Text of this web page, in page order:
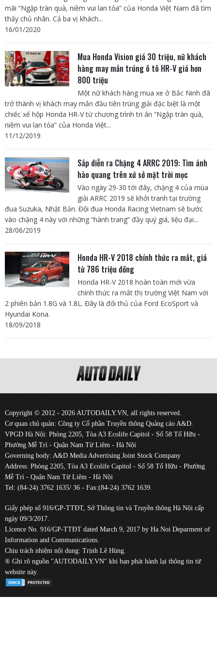
mãi “Ngập tràn quà, niềm vui lan tỏa” của Honda Việt Nam đã tìm
thấy chủ nhân. Cả ba vị khách...
16/01/2020
Mua Honda Vision giá 30 triệu, nữ khách
hàng may mắn trúng ô tô HR-V giá hơn
800 triệu
Một nữ khách hàng mua xe ở Bắc Ninh đã
trở thành vị khách may mắn đầu tiên trúng giải đặc biệt là một
chiếc xế hộp Honda HR-V từ chương trình tri ân “Ngập tràn quà,
niềm vui lan tỏa” của Honda Việt...
11/12/2019
Sắp diễn ra Chặng 4 ARRC 2019: Tìm ánh
hào quang trên xứ sở mặt trời mọc
Vào ngày 29-30 tới đây, chặng 4 của mùa
giải ARRC 2019 sẽ khởi tranh tại trường
đua Suzuka, Nhật Bản. Đội đua Honda Racing Vietnam sẽ bước
vào chặng 4 này với những “hành trang” đầy quý giá, liệu đại...
28/06/2019
Honda HR-V 2018 chính thức ra mắt, giá
từ 786 triệu đồng
Honda HR-V 2018 hoàn toàn mới vừa
chính thức ra mắt thị trường Việt Nam với
2 phiên bản 1.8G và 1.8L. Đây là đối thủ của Ford EcoSport và
Hyundai Kona.
18/09/2018
Copyright © 2012 - 2026 AUTODAILY.VN, all rights reserved.
Cơ quan chủ quản: Công ty Cổ phần Truyền thông Quảng cáo A&D.
VPGD Hà Nội: Phòng 2205, Tòa A3 Ecolife Capitol - Số 58 Tố Hữu -
Phường Mễ Trì - Quận Nam Từ Liêm - Hà Nội
Governing body: A&D Media Advertising Joint Stock Company
Address: Phòng 2205, Tòa A3 Ecolife Capitol - Số 58 Tố Hữu - Phường
Mễ Trì - Quận Nam Từ Liêm - Hà Nội
Tel: (84-24) 3762 1635/ 36 - Fax:(84-24) 3762 1639.
Giấy phép số 916/GP-TTĐT, Sở Thông tin và Truyền thông Hà Nội cấp
ngày 09/3/2017.
Licence No. 916/GP-TTĐT dated March 9, 2017 by Ha Noi Deparment of
Information and Communications.
Chịu trách nhiệm nội dung: Trịnh Lê Hùng.
® Ghi rõ nguồn "AUTODAILY.VN" khi bạn phát hành lại thông tin từ
website này.